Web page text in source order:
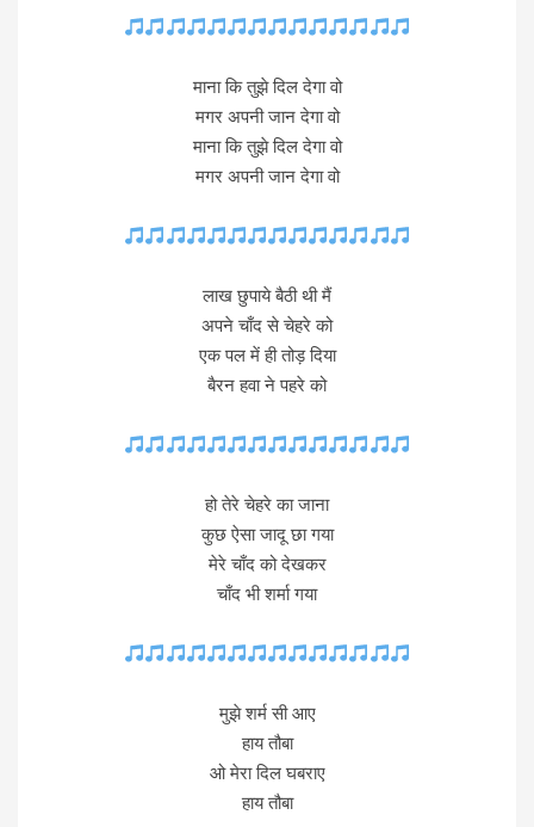
माना कि तुझे दिल देगा वो
मगर अपनी जान देगा वो
माना कि तुझे दिल देगा वो
मगर अपनी जान देगा वो
लाख छुपाये बैठी थी मैं
अपने चाँद से चेहरे को
एक पल में ही तोड़ दिया
बैरन हवा ने पहरे को
हो तेरे चेहरे का जाना
कुछ ऐसा जादू छा गया
मेरे चाँद को देखकर
चाँद भी शर्मा गया
मुझे शर्म सी आए
हाय तौबा
ओ मेरा दिल घबराए
हाय तौबा